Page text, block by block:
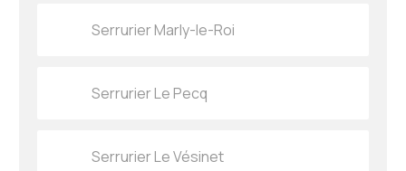
Serrurier Marly-le-Roi
Serrurier Le Pecq
Serrurier Le Vésinet